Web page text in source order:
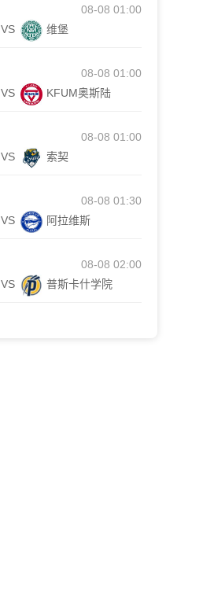
08-08 01:00
VS 维堡
08-08 01:00
VS KFUM奥斯陆
08-08 01:00
VS 索契
08-08 01:30
VS 阿拉维斯
08-08 02:00
VS 普斯卡什学院